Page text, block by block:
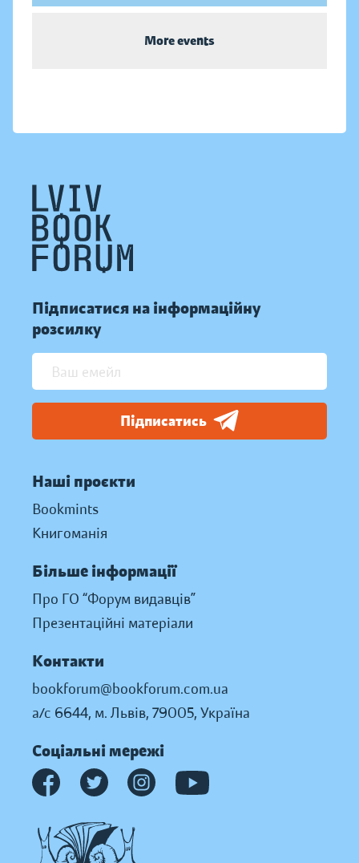
More events
Підписатися на інформаційну
розсилку
Підписатись
Наші проєкти
Bookmints
Книгоманія
Більше інформації
Про ГО “Форум видавців”
Презентаційні матеріали
Контакти
bookforum@bookforum.com.ua
а/с 6644, м. Львів, 79005, Україна
Соціальні мережі